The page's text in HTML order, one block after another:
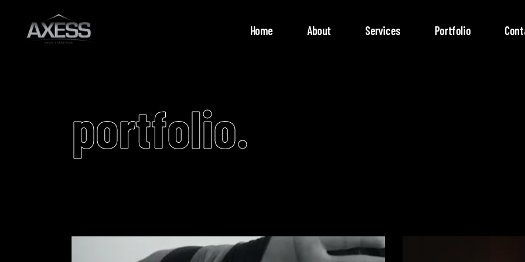
Home About Services Portfolio
portfolio.